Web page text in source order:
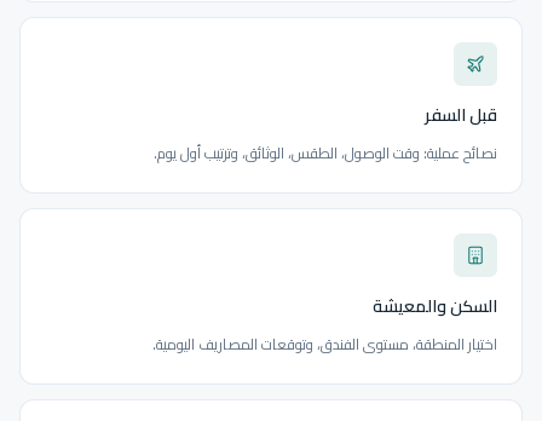
قبل السفر
نصائح عملية: وقت الوصول، الطقس، الوثائق، وترتيب أول يوم.
السكن والمعيشة
اختيار المنطقة، مستوى الفندق، وتوقعات المصاريف اليومية.